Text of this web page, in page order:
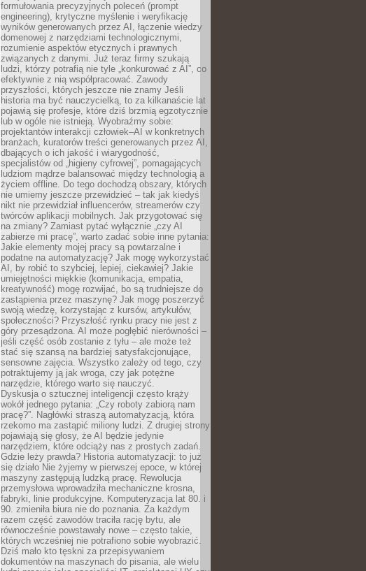
formułowania precyzyjnych poleceń (prompt
engineering), krytyczne myślenie i weryfikację
wyników generowanych przez AI, łączenie wiedzy
domenowej z narzędziami technologicznymi,
rozumienie aspektów etycznych i prawnych
związanych z danymi. Już teraz firmy szukają
ludzi, którzy potrafią nie tyle „konkurować z AI”, co
efektywnie z nią współpracować. Zawody
przyszłości, których jeszcze nie znamy Jeśli
historia ma być nauczycielką, to za kilkanaście lat
pojawią się profesje, które dziś brzmią egzotycznie
lub w ogóle nie istnieją. Wyobraźmy sobie:
projektantów interakcji człowiek–AI w konkretnych
branżach, kuratorów treści generowanych przez AI,
dbających o ich jakość i wiarygodność,
specjalistów od „higieny cyfrowej”, pomagających
ludziom mądrze balansować między technologią a
życiem offline. Do tego dochodzą obszary, których
nie umiemy jeszcze przewidzieć – tak jak kiedyś
nikt nie przewidział influencerów, streamerów czy
twórców aplikacji mobilnych. Jak przygotować się
na zmiany? Zamiast pytać wyłącznie „czy AI
zabierze mi pracę”, warto zadać sobie inne pytania:
Jakie elementy mojej pracy są powtarzalne i
podatne na automatyzację? Jak mogę wykorzystać
AI, by robić to szybciej, lepiej, ciekawiej? Jakie
umiejętności miękkie (komunikacja, empatia,
kreatywność) mogę rozwijać, bo są trudniejsze do
zastąpienia przez maszynę? Jak mogę poszerzyć
swoją wiedzę, korzystając z kursów, artykułów,
społeczności? Przyszłość rynku pracy nie jest z
góry przesądzona. AI może pogłębić nierówności –
jeśli część osób zostanie z tyłu – ale może też
stać się szansą na bardziej satysfakcjonujące,
sensowne zajęcia. Wszystko zależy od tego, czy
potraktujemy ją jak wroga, czy jak potężne
narzędzie, którego warto się nauczyć.
Dyskusja o sztucznej inteligencji często krąży
wokół jednego pytania: „Czy roboty zabiorą nam
pracę?”. Nagłówki straszą automatyzacją, która
rzekomo ma zastąpić miliony ludzi. Z drugiej strony
pojawiają się głosy, że AI będzie jedynie
narzędziem, które odciąży nas z prostych zadań.
Gdzie leży prawda? Historia automatyzacji: to już
się działo Nie żyjemy w pierwszej epoce, w której
maszyny zastępują ludzką pracę. Rewolucja
przemysłowa wprowadziła mechaniczne krosna,
fabryki, linie produkcyjne. Komputeryzacja lat 80. i
90. zmieniła biura nie do poznania. Za każdym
razem część zawodów traciła rację bytu, ale
równocześnie powstawały nowe – często takie,
których wcześniej nie potrafiono sobie wyobrazić.
Dziś mało kto tęskni za przepisywaniem
dokumentów na maszynach do pisania, ale wielu